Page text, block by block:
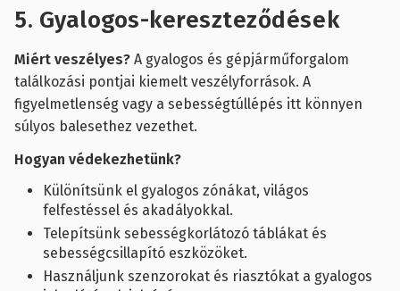
felszerelve,
hogy a
gyalogosok
áthaladása
biztonságos
legyen.
áthaladására.
könnyű
áthaladására.
5. Gyalogos-kereszteződések
Miért veszélyes? A gyalogos és gépjárműforgalom
találkozási pontjai kiemelt veszélyforrások. A
figyelmetlenség vagy a sebességtúllépés itt könnyen
súlyos balesethez vezethet.
Hogyan védekezhetünk?
Különítsünk el gyalogos zónákat, világos
felfestéssel és akadályokkal.
Telepítsünk sebességkorlátozó táblákat és
sebességcsillapító eszközöket.
Használjunk szenzorokat és riasztókat a gyalogos